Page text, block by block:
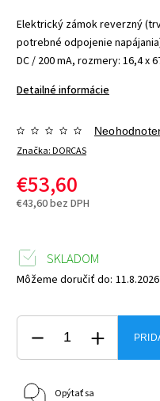
Elektrický zámok reverzný
potrebné odpojenie
DC / 200 mA, rozmery: 16,4 x
Detailné informácie
Značka:DORCAS
€53,60
€43,60 bez DPH
SKLADOM
Môžeme doručiť do: 11.8.2026
Opýtať sa